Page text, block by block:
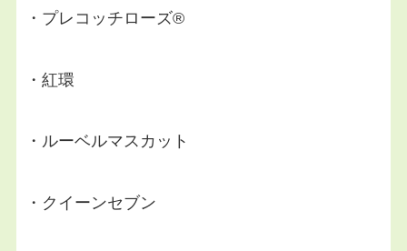
・プレコッチローズ®️
・紅環
・ルーベルマスカット
・クイーンセブン